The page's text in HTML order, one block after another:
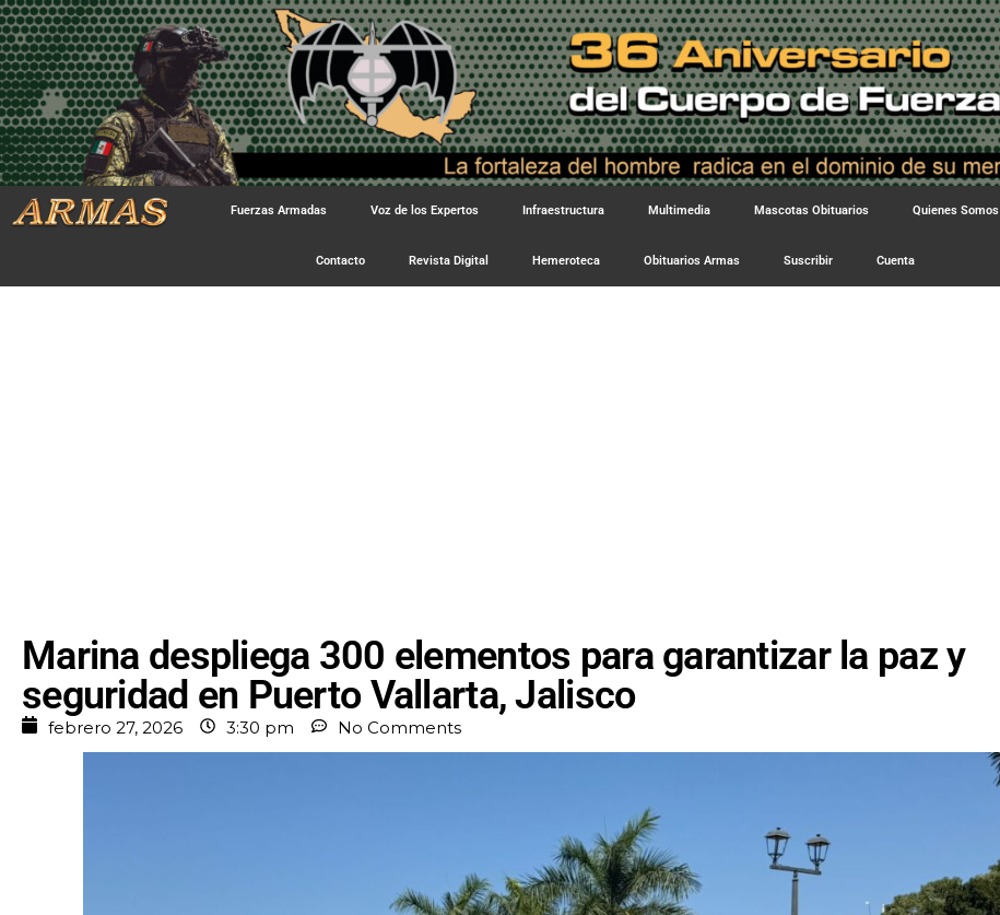
Fuerzas Armadas Voz de los Expertos Infraestructura Multimedia Mascotas Obituarios Quienes Somos
Contacto Revista Digital Hemeroteca Obituarios Armas Suscribir Cuenta
Marina despliega 300 elementos para garantizar la paz y
seguridad en Puerto Vallarta, Jalisco
febrero 27, 2026 3:30 pm No Comments